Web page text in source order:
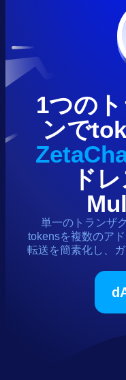
1つの
ンで
ド
単一のトランザ
tokensを複数のア
転送を簡素化し、